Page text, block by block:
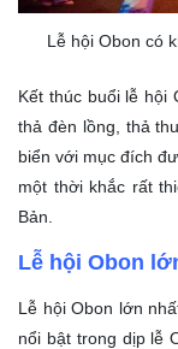
Lễ hội Obon có
Kết thúc buổi lễ hội
thả đèn lồng, thả
biển với mục đích
một thời khắc rất
Bản.
Lễ hội Obon
Lễ hội Obon lớn
nổi bật trong dịp lễ